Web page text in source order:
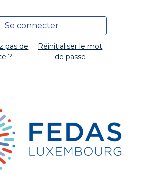
Se connecter
pas de
?
Réinitialiser le mot
de passe